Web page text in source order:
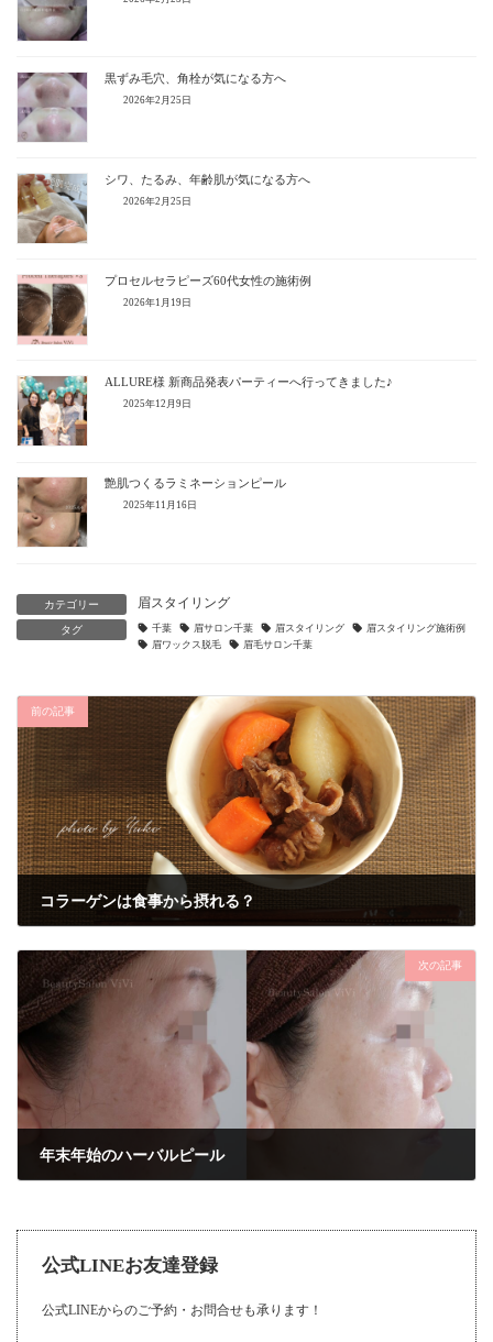
黒ずみ毛穴、角栓が気になる方へ
2026年2月25日
シワ、たるみ、年齢肌が気になる方へ
2026年2月25日
プロセルセラピーズ60代女性の施術例
2026年1月19日
ALLURE様 新商品発表パーティーへ行ってきました♪
2025年12月9日
艶肌つくるラミネーションピール
2025年11月16日
カテゴリー 眉スタイリング
タグ 千葉 眉サロン千葉 眉スタイリング
眉スタイリング施術例
眉ワックス脱毛
眉毛サロン千葉
前の記事
コラーゲンは食事から摂れる？
次の記事
年末年始のハーバルピール
公式LINEお友達登録
公式LINEからのご予約・お問合せも承ります！